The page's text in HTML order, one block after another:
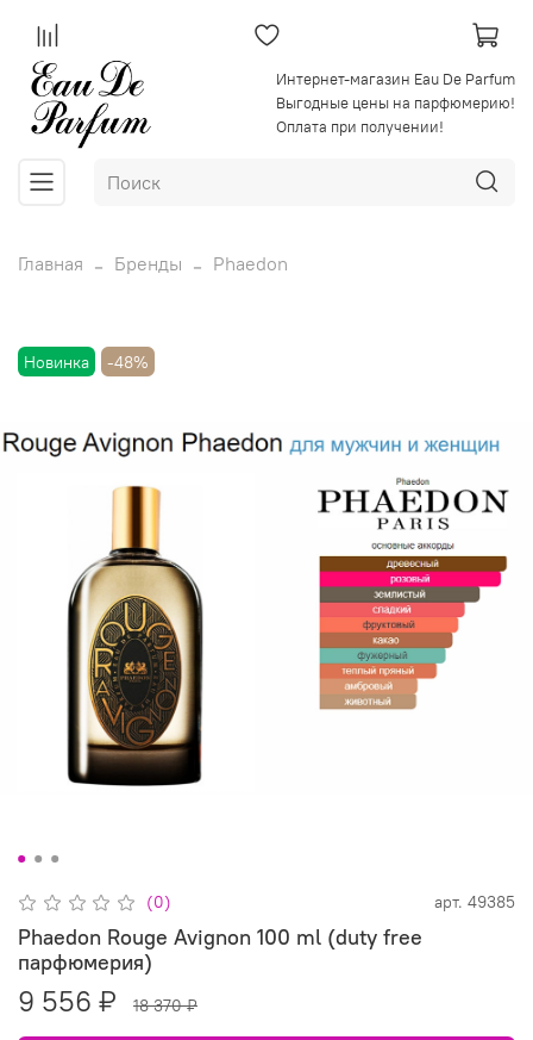
Интернет-магазин Eau De Parfum
Выгодные цены на парфюмерию!
Оплата при получении!
Главная Бренды Phaedon
Новинка -48%
(0) арт. 49385
Phaedon Rouge Avignon 100 ml (duty free
парфюмерия)
9 556 ₽ 18 370 ₽